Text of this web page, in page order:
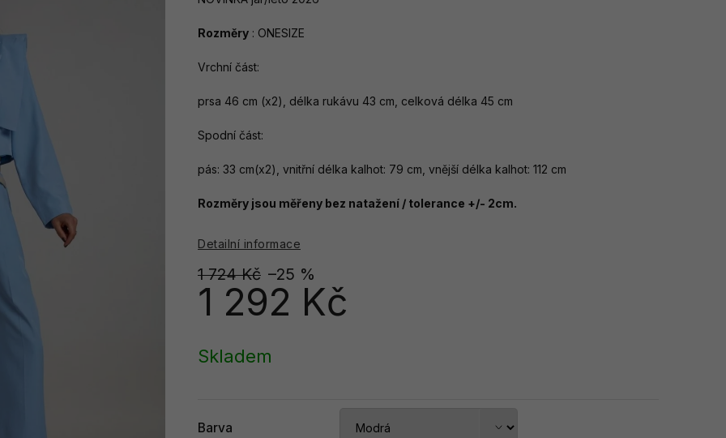
1 724 Kč –25 %
1 292 Kč
cena:
Skladem
Barva
Rozměry : ONESIZE
Vrchní část:
prsa 46 cm (x2), délka rukávu 43 cm, celková délka 45 cm
Spodní část:
pás: 33 cm(x2), vnitřní délka kalhot: 79 cm, vnější délka kalhot: 112 cm
Rozměry jsou měřeny bez natažení / tolerance +/- 2cm.
Detailní informace